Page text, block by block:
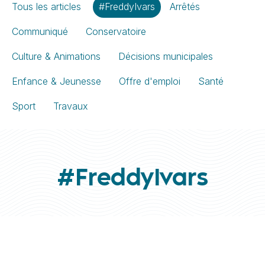
Tous les articles #FreddyIvars Arrêtés
Communiqué Conservatoire
Culture & Animations Décisions municipales
Enfance & Jeunesse Offre d'emploi Santé
Sport Travaux
#FreddyIvars